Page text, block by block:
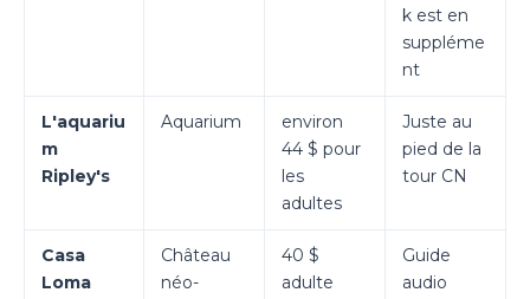
k est en
suppléme
nt
L'aquariu
m
Ripley's
Aquarium
environ
44 $ pour
les
adultes
Juste au
pied de la
tour CN
Casa
Loma
Château
néo-
40 $
adulte
Guide
audio